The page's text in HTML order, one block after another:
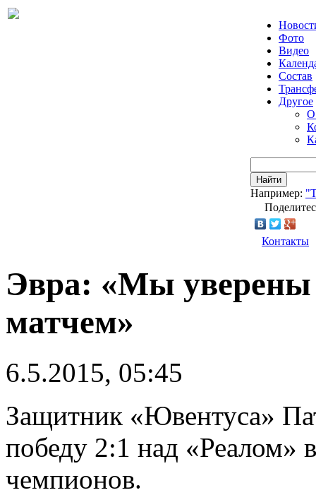
Фото
Видео
Состав
Другое
О
Найти
Например:
Контакты
Эвра: «Мы уверены
матчем»
6.5.2015, 05:45
Защитник «Ювентуса»
победу 2:1 над «Реалом»
чемпионов.